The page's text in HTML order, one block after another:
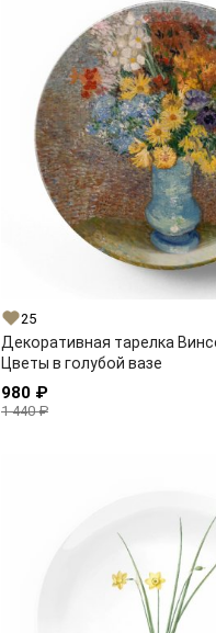
25
Декоративная тарелка
Цветы в голубой вазе
980 ₽
1 440 ₽